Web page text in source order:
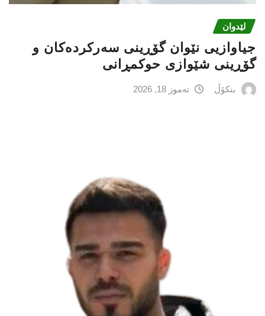
لێدوان
جیاوازیی نێوان گۆڕینی سەرکردەکان و
گۆڕینی شێوازی حوکمڕانی
بنکۆڵ تەموز 18, 2026